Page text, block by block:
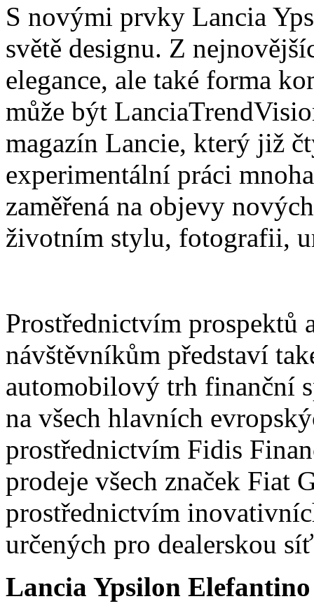
S novými prvky Lancia
světě designu. Z
elegance, ale také forma
může být
magazín Lancie, který již
experimentální práci
zaměřená na objevy
životním stylu, fotografii,
Prostřednictvím prospektů
návštěvníkům představí
automobilový trh finanční
na všech hlavních
prostřednictvím Fidis
prodeje všech značek Fiat
prostřednictvím
určených pro dealerskou
Lancia Ypsilon